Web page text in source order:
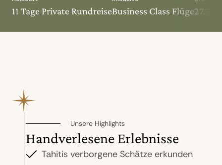
11 Tage Private RundreiseBusiness Class Flüge
Unsere Highlights
Handverlesene Erlebnisse
Tahitis verborgene Schätze erkunden